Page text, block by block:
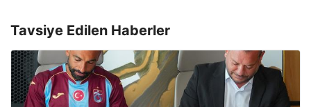
Tavsiye Edilen Haberler